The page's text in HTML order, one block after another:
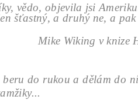
vědo, objevila jsi
šťastný, a druhý ne, a
- Prostě
do rukou a dělám do